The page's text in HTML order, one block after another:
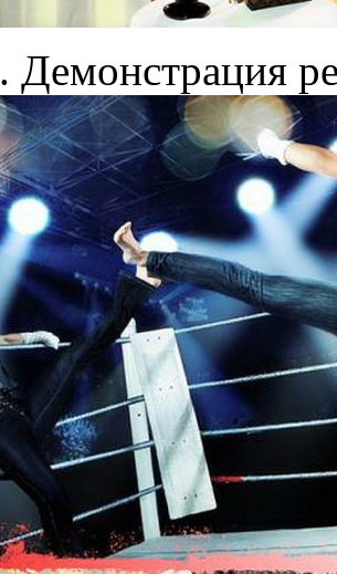
. Демонстрация